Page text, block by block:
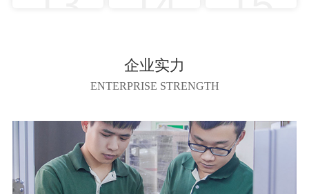
企业实力
ENTERPRISE STRENGTH